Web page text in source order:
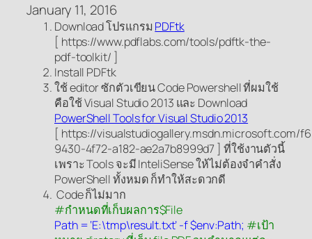
January 11, 2016
Download โปรแกรม PDFtk
[ https://www.pdflabs.com/tools/pdftk-the-
pdf-toolkit/ ]
Install PDFtk
ใช้ editor ซักตัวเขียน Code Powershell ที่ผมใช้
คือใช้ Visual Studio 2013 และ Download
PowerShell Tools for Visual Studio 2013
[ https://visualstudiogallery.msdn.microsoft.com/
9430-4f72-a182-ae2a7b8999d7 ] ที่ใช้งานตัวนี้
เพราะ Tools จะมี InteliSense ให้ไม่ต้องจำคำสั่ง
PowerShell ทั้งหมด ก็ทำให้สะดวกดี
Code ก็ไม่มาก
#กำหนดที่เก็บผลการ$File
Path = ‘E:\tmp\result.txt’ -f $env:Path; #เป้า